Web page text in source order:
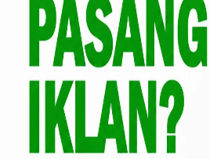
Kafrawi.
Wabup Aceh Timur Buka
DKR ini dibuka Gubernur Riau
semoga Musenda DKR